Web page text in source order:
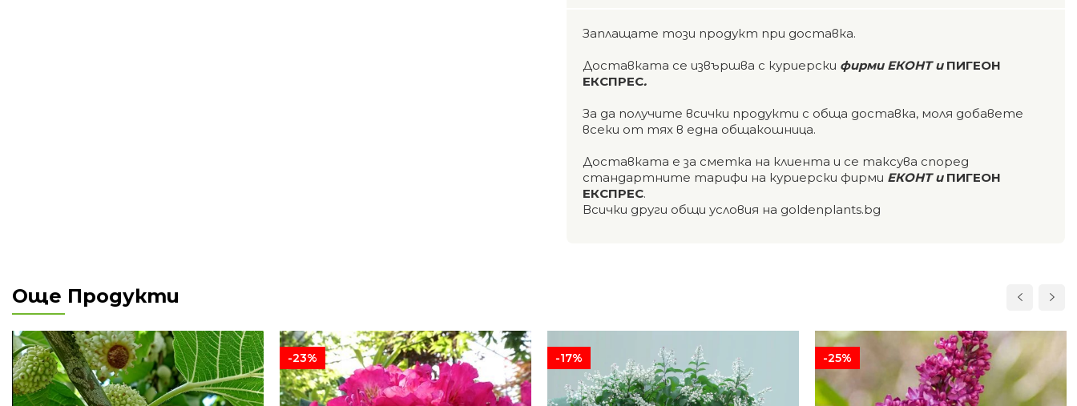
Заплащате този продукт при доставка.
Доставката се извършва с куриерски фирми ЕКОНТ и ПИГЕОН
ЕКСПРЕС.
За да получите всички продукти с обща доставка, моля добавете
всеки от тях в една общакошница.
Доставката е за сметка на клиента и се таксува според
стандартните тарифи на куриерски фирми ЕКОНТ и ПИГЕОН
ЕКСПРЕС.
Всички други общи условия на goldenplants.bg
Още Продукти
-23% -17% -25%